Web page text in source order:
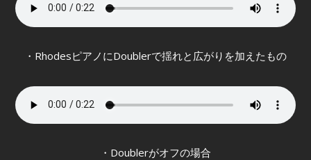
・RhodesピアノにDoublerで揺れと広がりを加えたもの
・Doublerがオフの場合